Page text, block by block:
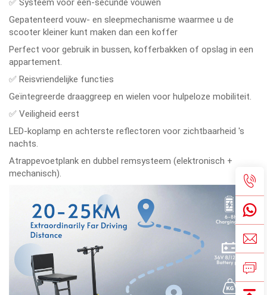
✅ Systeem voor één-secunde vouwen
Gepatenteerd vouw- en sleepmechanisme waarmee u de
scooter kleiner kunt maken dan een koffer
Perfect voor gebruik in bussen, kofferbakken of opslag in een
appartement.
✅ Reisvriendelijke functies
Geïntegreerde draaggreep en wielen voor hulpeloze mobiliteit.
✅ Veiligheid eerst
LED-koplamp en achterste reflectoren voor zichtbaarheid 's
nachts.
Atrappevoetplank en dubbel remsysteem (elektronisch +
mechanisch).